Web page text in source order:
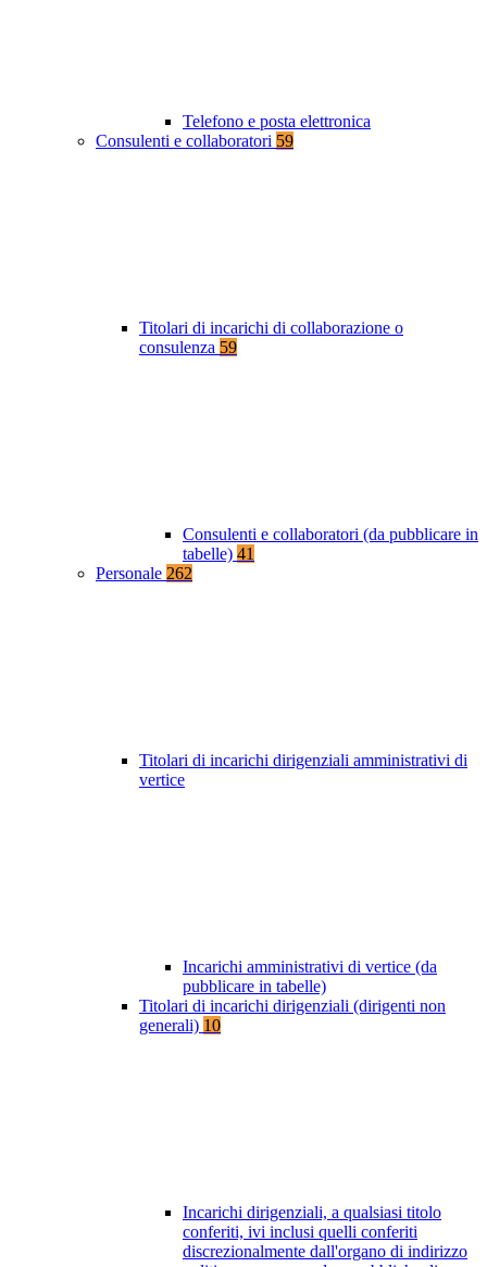
Telefono e posta elettronica
Consulenti e collaboratori 59
Titolari di incarichi di collaborazione o
consulenza 59
Consulenti e collaboratori (da pubblicare in
tabelle) 41
Personale 262
Titolari di incarichi dirigenziali amministrativi di
vertice
Incarichi amministrativi di vertice (da
pubblicare in tabelle)
Titolari di incarichi dirigenziali (dirigenti non
generali) 10
Incarichi dirigenziali, a qualsiasi titolo
conferiti, ivi inclusi quelli conferiti
discrezionalmente dall'organo di indirizzo